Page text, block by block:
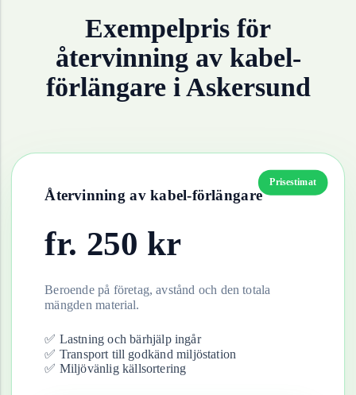
Exempelpris för
återvinning av kabel-
förlängareiAskersund
Prisestimat
Återvinning av kabel-förlängare
fr. 250 kr
Beroende på företag, avstånd och den totala
mängden material.
✅ Lastning och bärhjälp ingår
✅ Transport till godkänd miljöstation
✅ Miljövänlig källsortering